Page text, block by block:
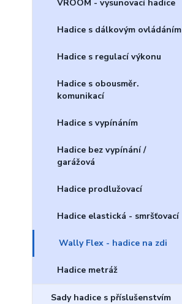
VROOM - vysunovací hadice
Hadice s dálkovým ovládáním
Hadice s regulací výkonu
Hadice s obousměr.
komunikací
Hadice s vypínáním
Hadice bez vypínání /
garážová
Hadice prodlužovací
Hadice elastická - smršťovací
Wally Flex - hadice na zdi
Hadice metráž
Sady hadice s příslušenstvím